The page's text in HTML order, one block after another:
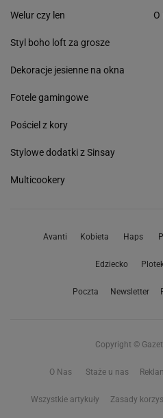
Welur czy len
Styl boho loft za grosze
Dekoracje jesienne na okna
Fotele gamingowe
Pościel z kory
Stylowe dodatki z Sinsay
Multicookery
O
Avanti Kobieta Haps
Edziecko
Poczta Newsletter
Copyright ©
O Nas Staże u nas
Wszystkie artykuły Zasady